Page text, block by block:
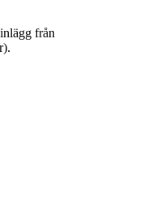
från